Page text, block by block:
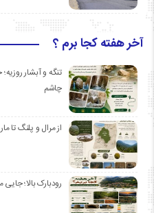
آخر هفته کجا برم ؟
تنگه و آبشار
چاشم
از مرال و پلنگ تا
رودبارک بالا؛